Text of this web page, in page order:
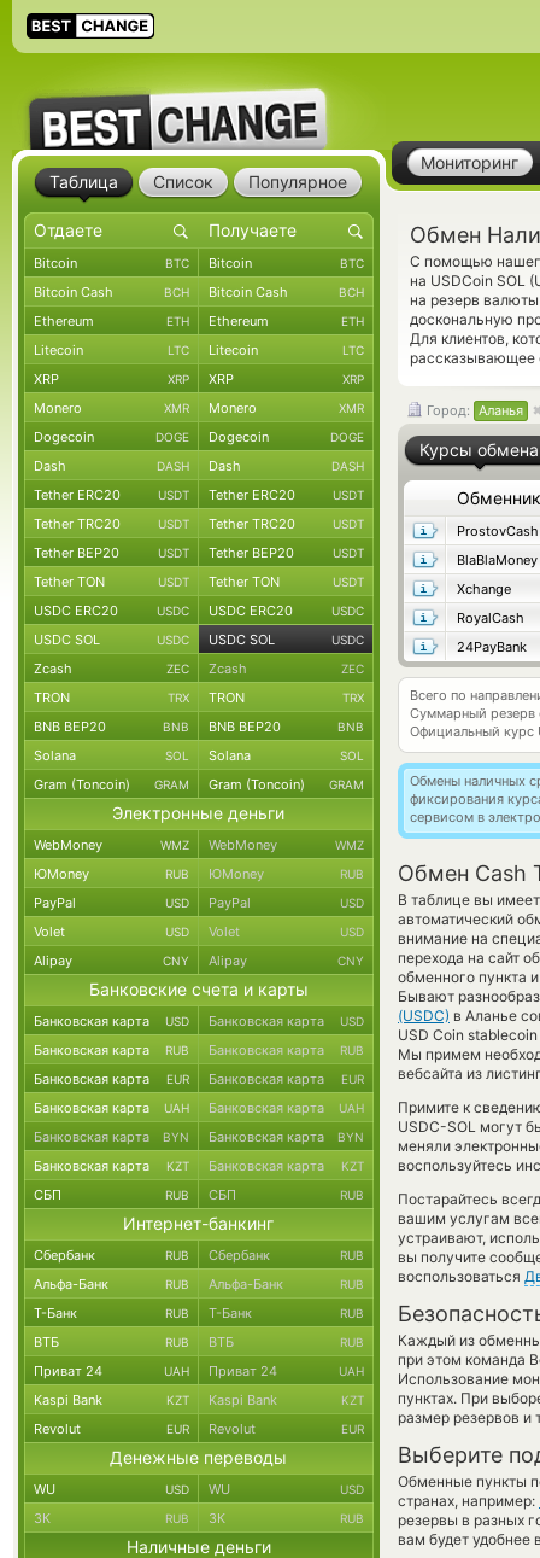
Мониторинг
Обмен
С помощью
на USDCoin SOL
на резерв
доскональную
Для клиентов,
рассказывающее
Город: Аланья
Курсы обмена
Обменник
ProstovCash
BlaBlaMoney
Xchange
RoyalCash
24PayBank
Всего по
Суммарный резерв
Официальный курс
Обмены наличных
фиксирования
сервисом в
Обмен Cash
В таблице вы
автоматический
внимание на
перехода на сайт
обменного пункта
Бывают
(USDC) в Аланье
USD Coin
Мы примем
вебсайта из
Примите к
USDC-SOL могут
меняли
воспользуйтесь
Постарайтесь
вашим услугам
устраивают,
вы получите
воспользоваться
Каждый из
при этом команда
Использование
пунктах. При
размер резервов и
Выберите
Обменные пункты
странах, например:
резервы в разных
вам будет удобнее
Таблица Список Популярное
Bitcoin BTC Bitcoin BTC
Bitcoin Cash BCH Bitcoin Cash BCH
Ethereum ETH Ethereum ETH
Litecoin LTC Litecoin LTC
XRP XRP XRP XRP
Monero XMR Monero XMR
Dogecoin DOGE Dogecoin DOGE
Dash DASH Dash DASH
Tether ERC20 USDT Tether ERC20 USDT
Tether TRC20 USDT Tether TRC20 USDT
Tether BEP20 USDT Tether BEP20 USDT
Tether TON USDT Tether TON USDT
USDC ERC20 USDC USDC ERC20 USDC
USDC SOL USDC USDC SOL USDC
Zcash ZEC Zcash ZEC
TRON TRX TRON TRX
BNB BEP20 BNB BNB BEP20 BNB
Solana SOL Solana SOL
Gram (Toncoin) GRAM Gram (Toncoin) GRAM
Электронные деньги
WebMoney WMZ WebMoney WMZ
ЮMoney RUB ЮMoney RUB
PayPal USD PayPal USD
Volet USD Volet USD
Alipay CNY Alipay CNY
Банковские счета и карты
Банковская карта USD Банковская карта USD
Банковская карта RUB Банковская карта RUB
Банковская карта EUR Банковская карта EUR
Банковская карта UAH Банковская карта UAH
Банковская карта BYN Банковская карта BYN
Банковская карта KZT Банковская карта KZT
СБП RUB СБП RUB
Интернет-банкинг
Сбербанк RUB Сбербанк RUB
Альфа-Банк RUB Альфа-Банк RUB
Т-Банк RUB Т-Банк RUB
ВТБ RUB ВТБ RUB
Приват 24 UAH Приват 24 UAH
Kaspi Bank KZT Kaspi Bank KZT
Revolut EUR Revolut EUR
Денежные переводы
WU USD WU USD
ЗК RUB ЗК RUB
Наличные деньги